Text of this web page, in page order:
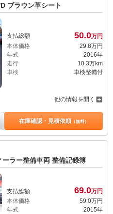
ブラウン革シート
支払総額 50.0万円
本体価格
29. 8万円
年式
2016年
走行
10.3万km
車検
車検整備付
他の情報を開く
在庫確認・見積依頼（無料）
ラー整備車両 整備記録簿
支払総額 69.0万円
本体価格
59.0万円
年式
2015年